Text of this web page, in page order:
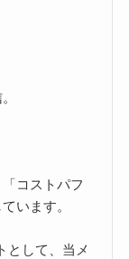
コストパフ
います。
として、当メ